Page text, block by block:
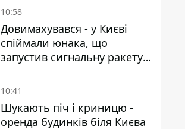
10:58
Довимахувався - у Києві
спіймали юнака, що
запустив сигнальну ракету,
аби потішити дівчат
10:41
Шукають піч і криницю -
оренда будинків біля Києва